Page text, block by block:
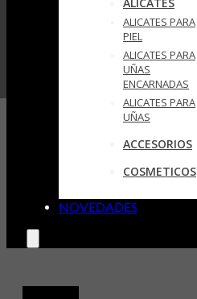
ALICATES PARA
PIEL
ALICATES PARA
UÑAS
ENCARNADAS
ALICATES PARA
UÑAS
ACCESORIOS
COSMETICOS
NOVEDADES